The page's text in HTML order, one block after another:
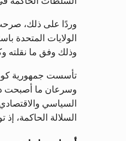
وردًا على ذلك، صرحت
الولايات المتحدة
وذلك وفق ما نقلته
وسرعان ما أصبحت
السياسي
السلالة الحاكمة، إذ